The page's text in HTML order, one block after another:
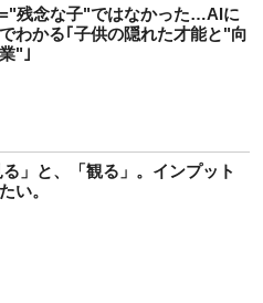
残念な子"ではなかった…AIに
わかる｢子供の隠れた才能と"向
"｣
」と、「観る」。インプット
い。